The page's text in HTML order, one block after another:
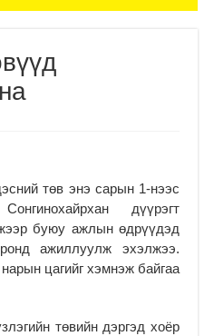
төв энэ сарын 1-нээс
дүүрэгт
буюу ажлын өдрүүдэд
ажиллуулж эхэлжээ.
цагийг хэмнэж байгаа
төвийн дэргэд хоёр